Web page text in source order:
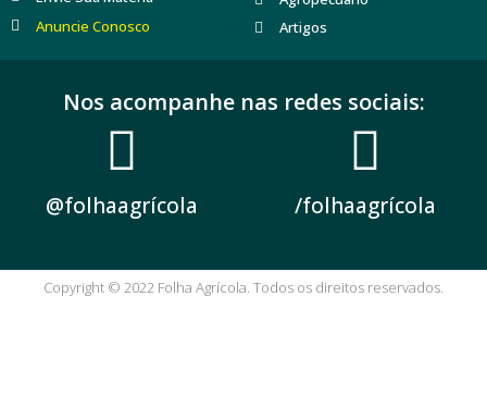
Anuncie Conosco
Artigos
Nos acompanhe nas redes sociais:
@folhaagrícola /folhaagrícola
Copyright © 2022 Folha Agrícola. Todos os direitos reservados.